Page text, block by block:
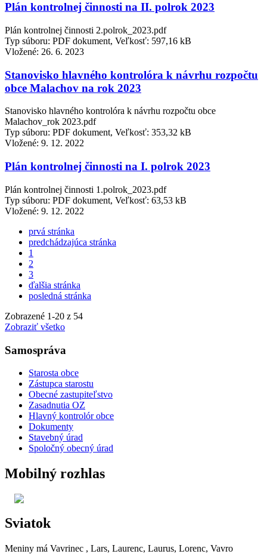
Plán kontrolnej činnosti na II. polrok 2023
Plán kontrolnej činnosti 2.polrok_2023.pdf
Typ súboru: PDF dokument, Veľkosť: 597,16 kB
Vložené: 26. 6. 2023
Stanovisko hlavného kontrolóra k návrhu rozpočtu
obce Malachov na rok 2023
Stanovisko hlavného kontrolóra k návrhu rozpočtu obce
Malachov_rok 2023.pdf
Typ súboru: PDF dokument, Veľkosť: 353,32 kB
Vložené: 9. 12. 2022
Plán kontrolnej činnosti na I. polrok 2023
Plán kontrolnej činnosti 1.polrok_2023.pdf
Typ súboru: PDF dokument, Veľkosť: 63,53 kB
Vložené: 9. 12. 2022
prvá stránka
predchádzajúca stránka
1
2
3
ďalšia stránka
posledná stránka
Zobrazené 1-20 z 54
Zobraziť všetko
Samospráva
Starosta obce
Zástupca starostu
Obecné zastupiteľstvo
Zasadnutia OZ
Hlavný kontrolór obce
Dokumenty
Stavebný úrad
Spoločný obecný úrad
Mobilný rozhlas
Sviatok
Meniny má Vavrinec , Lars, Laurenc, Laurus, Lorenc, Vavro